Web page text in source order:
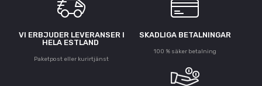
VI ERBJUDER LEVERANSER I
HELA ESTLAND
Paketpost eller kurirtjänst
SKADLIGA BETALNINGAR
100 % säker betalning